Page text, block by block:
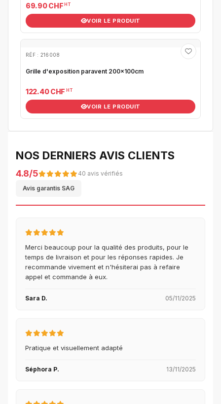
69.90 CHF HT
VOIR LE PRODUIT
RÉF : 216008
Grille d'exposition paravent 200x100cm
122.40 CHF HT
VOIR LE PRODUIT
NOS DERNIERS AVIS CLIENTS
4.8/5 40 avis vérifiés
Avis garantis SAG
Merci beaucoup pour la qualité des produits, pour le
temps de livraison et pour les réponses rapides. Je
recommande vivement et n'hésiterai pas à refaire
appel et commande à eux.
Sara D. 05/11/2025
Pratique et visuellement adapté
Séphora P. 13/11/2025